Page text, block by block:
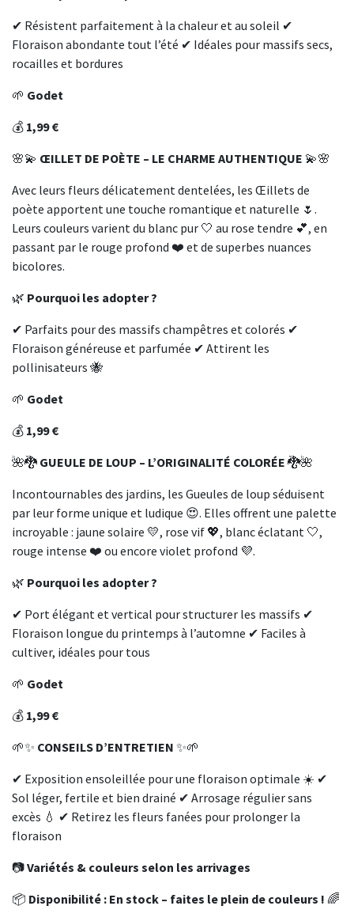
✔ Résistent parfaitement à la chaleur et au soleil ✔
Floraison abondante tout l’été ✔ Idéales pour massifs secs,
rocailles et bordures
🌱 Godet
💰 1,99 €
🌸💫 ŒILLET DE POÈTE – LE CHARME AUTHENTIQUE 💫🌸
Avec leurs fleurs délicatement dentelées, les Œillets de
poète apportent une touche romantique et naturelle 🌷.
Leurs couleurs varient du blanc pur 🤍 au rose tendre 💕, en
passant par le rouge profond ❤️ et de superbes nuances
bicolores.
🌿 Pourquoi les adopter ?
✔ Parfaits pour des massifs champêtres et colorés ✔
Floraison généreuse et parfumée ✔ Attirent les
pollinisateurs 🐝
🌱 Godet
💰 1,99 €
🌺🐉 GUEULE DE LOUP – L’ORIGINALITÉ COLORÉE 🐉🌺
Incontournables des jardins, les Gueules de loup séduisent
par leur forme unique et ludique 😍. Elles offrent une palette
incroyable : jaune solaire 💛, rose vif 💖, blanc éclatant 🤍,
rouge intense ❤️ ou encore violet profond 💜.
🌿 Pourquoi les adopter ?
✔ Port élégant et vertical pour structurer les massifs ✔
Floraison longue du printemps à l’automne ✔ Faciles à
cultiver, idéales pour tous
🌱 Godet
💰 1,99 €
🌱✨ CONSEILS D’ENTRETIEN ✨🌱
✔ Exposition ensoleillée pour une floraison optimale ☀️ ✔
Sol léger, fertile et bien drainé ✔ Arrosage régulier sans
excès 💧 ✔ Retirez les fleurs fanées pour prolonger la
floraison
📷Variétés & couleurs selon les arrivages
📦 Disponibilité : En stock – faites le plein de couleurs ! 🌈